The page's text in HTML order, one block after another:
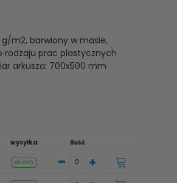
m2, barwiony w masie,
rodzaju prac plastycznych
arkusza: 700x500 mm
wysyłka Ilość
do 24h - +